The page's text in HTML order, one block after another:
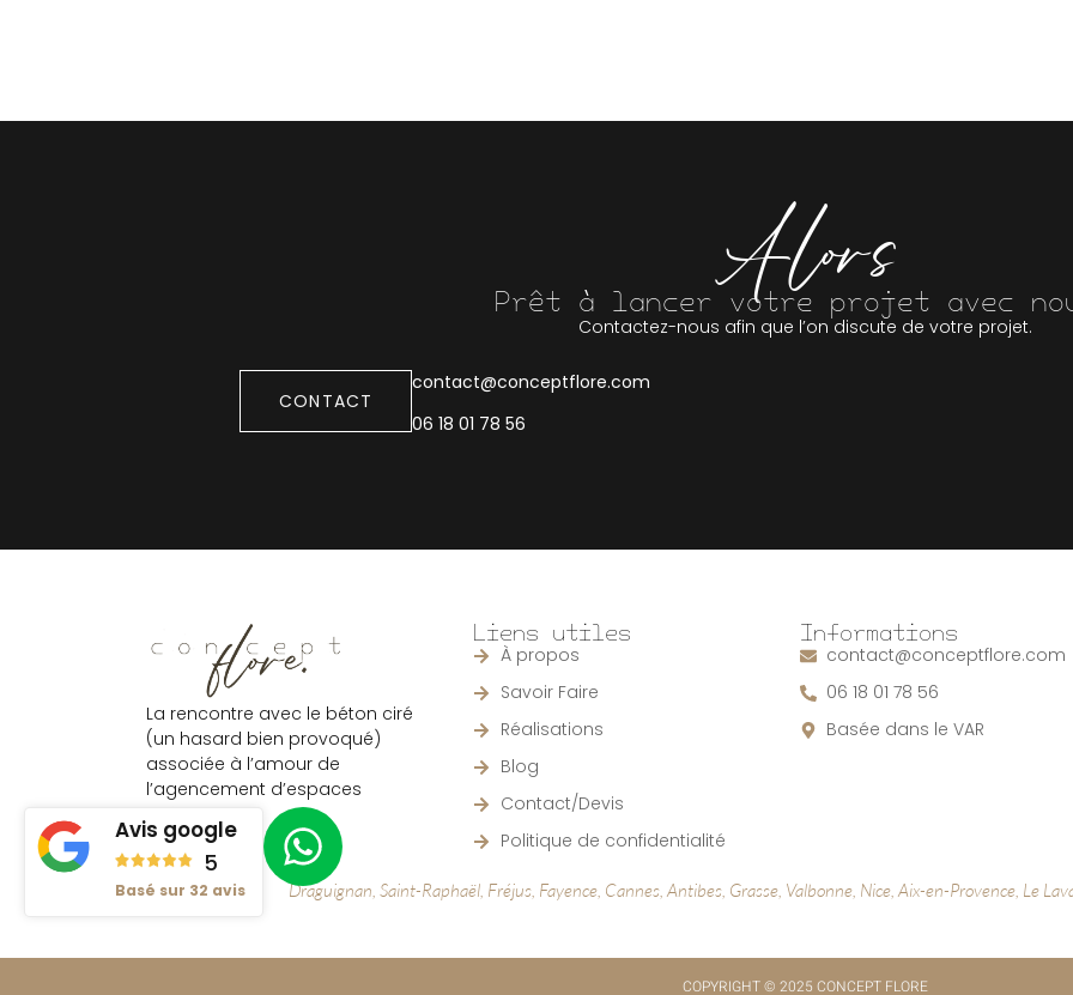
Alors
Prêt à lancer votre projet avec
Contactez-nous afin que l’on discute de votre projet.
CONTACT
contact@conceptflore.com
06 18 01 78 56
La rencontre avec le béton ciré
(un hasard bien provoqué)
associée à l’amour de
l’agencement d’espaces
Liens utiles
À propos
Savoir Faire
Réalisations
Blog
Contact/Devis
Politique de confidentialité
Informations
contact@conceptflore.com
06 18 01 78 56
Basée dans le VAR
Draguignan, Saint-Raphaël, Fréjus, Fayence, Cannes, Antibes, Grasse, Valbonne, Nice, Aix-en-Provence, Le
Avis google
5
Basé sur 32 avis
COPYRIGHT © 2025 CONCEPT FLORE